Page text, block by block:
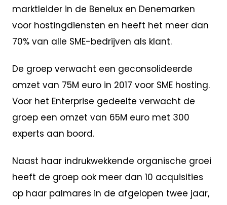
marktleider in de Benelux en Denemarken
voor hostingdiensten en heeft het meer dan
70% van alle SME-bedrijven als klant.
De groep verwacht een geconsolideerde
omzet van 75M euro in 2017 voor SME hosting.
Voor het Enterprise gedeelte verwacht de
groep een omzet van 65M euro met 300
experts aan boord.
Naast haar indrukwekkende organische groei
heeft de groep ook meer dan 10 acquisities
op haar palmares in de afgelopen twee jaar,